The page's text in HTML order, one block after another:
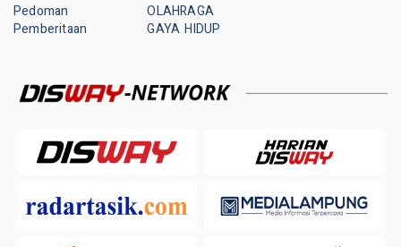
Pedoman
Pemberitaan
OLAHRAGA
GAYA HIDUP